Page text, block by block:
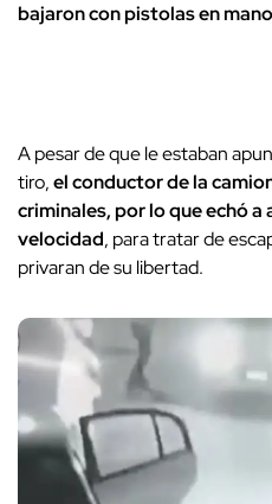
bajaron con pistolas en
A pesar de que le estaban
tiro,el conductor de la
criminales, por lo que echó a
velocidad, para tratar de
privaran de su libertad.